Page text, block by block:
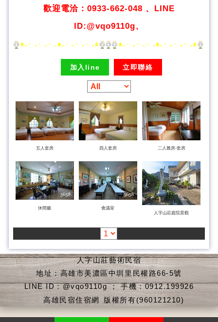
歡迎電洽：0933-662-048 、LINE
ID:@vqo9110g、
加入line 立即聯絡
五人套房 四人套房 二人雅房-套房
休閒廳
會議室
人字山莊庭院景觀
人字山莊藝術民宿
地址：高雄市美濃區中圳里民權路66-5號
LINE ID：@vqo9110g ； 手機：0912.199926
高雄民宿住宿網 版權所有(960121210)